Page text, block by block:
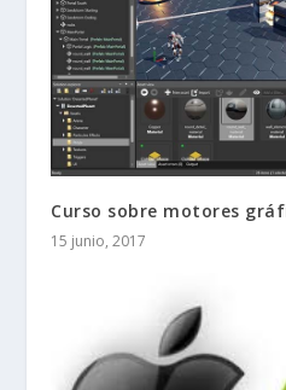
Curso sobre motores
15 junio, 2017